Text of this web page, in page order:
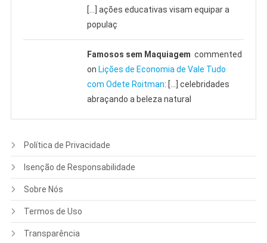
[…] ações educativas visam equipar a
populaç
Famosos sem Maquiagem commented
on Lições de Economia de Vale Tudo
com Odete Roitman: […] celebridades
abraçando a beleza natural
Política de Privacidade
Isenção de Responsabilidade
Sobre Nós
Termos de Uso
Transparência